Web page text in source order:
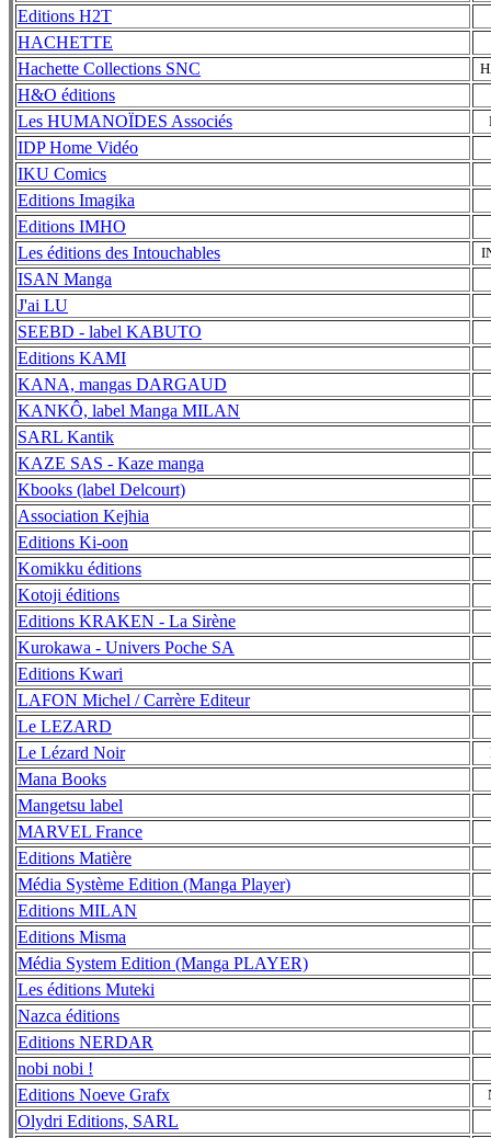
Editions H2T
HACHETTE
Hachette Collections SNC
H&O éditions
Les HUMANOÏDES Associés
IDP Home Vidéo
IKU Comics
Editions Imagika
Editions IMHO
Les éditions des Intouchables
ISAN Manga
J'ai LU
SEEBD - label KABUTO
Editions KAMI
KANA, mangas DARGAUD
KANKÔ, label Manga MILAN
SARL Kantik
KAZE SAS - Kaze manga
Kbooks (label Delcourt)
Association Kejhia
Editions Ki-oon
Komikku éditions
Kotoji éditions
Editions KRAKEN - La Sirène
Kurokawa - Univers Poche SA
Editions Kwari
LAFON Michel / Carrère Editeur
Le LEZARD
Le Lézard Noir
Mana Books
Mangetsu label
MARVEL France
Editions Matière
Média Système Edition (Manga Player)
Editions MILAN
Editions Misma
Média System Edition (Manga PLAYER)
Les éditions Muteki
Nazca éditions
Editions NERDAR
nobi nobi !
Editions Noeve Grafx
Olydri Editions, SARL